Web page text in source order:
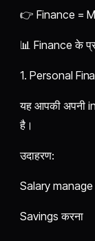
👉 Finance =
📊 Finance के
1. Personal
यह आपकी अपनी
है।
उदाहरण:
Salary manage
Savings करना